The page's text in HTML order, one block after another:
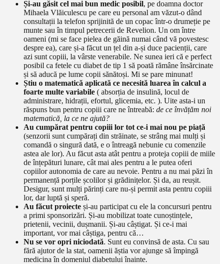
Și-au găsit cel mai bun medic posibil, pe doamna doctor
Mihaela Vlăiculescu pe care eu personal am văzut-o dând
consultații la telefon sprijinită de un copac într-o drumeție pe
munte sau în timpul petrecerii de Revelion. Un om între
oameni (mi se face pielea de găină numai când vă povestesc
despre ea), care și-a făcut un țel din a-și duce pacienții, care
azi sunt copiii, la vârste venerabile. Ne sunea ieri că e perfect
posibil ca fetele cu diabet de tip 1 să poată rămâne însărcinate
și să aducă pe lume copii sănătoși. Mi se pare minunat!
Știu o matematică aplicată ce necesită luarea în calcul a
foarte multe variabile ( absorția de insulină, locul de
administrare, hidrații, efortul, glicemia, etc. ). Uite asta-i un
răspuns bun pentru copiii care ne întreabă: de ce învățăm noi
matematică, la ce ne ajută?
Au cumpărat pentru copiii lor tot ce-i mai nou pe piață
(senzorii sunt cumpărați din străinate, se strâng mai mulți și
comandă o singură dată, e o întreagă nebunie cu comenzile
astea ale lor). Au făcut asta atât pentru a proteja copiii de miile
de înțepături lunare, cât mai ales pentru a le putea oferi
copiilor autonomia de care au nevoie. Pentru a nu mai păzi în
permanență porțile școlilor și grădinițelor. Și da, au reușit.
Desigur, sunt mulți părinți care nu-și permit asta pentru copiii
lor, dar luptă și speră.
Au făcut proiecte și-au participat cu ele la concursuri pentru
a primi sponsorizări. Și-au mobilizat toate cunoștințele,
prietenii, vecinii, dușmanii. Și-au câștigat. Și ce-i mai
important, vor mai câștiga, pentru că…
Nu se vor opri niciodată. Sunt eu convinsă de asta. Cu sau
fără ajutor de la stat, oamenii ăștia vor ajunge să împingă
medicina în domeniul diabetului înainte.